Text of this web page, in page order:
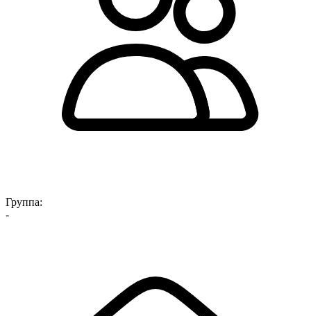
Группа:
-